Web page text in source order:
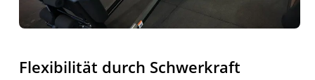
Flexibilität durch Schwerkraft